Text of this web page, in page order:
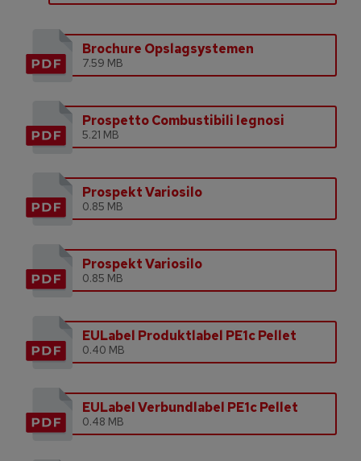
Brochure Opslagsystemen
7.59 MB
Prospetto Combustibili legnosi
5.21 MB
Prospekt Variosilo
0.85 MB
Prospekt Variosilo
0.85 MB
EULabel Produktlabel PE1c Pellet
0.40 MB
EULabel Verbundlabel PE1c Pellet
0.48 MB